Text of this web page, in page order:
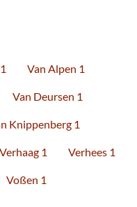
Van Alpen 1
Van Deursen 1
Knippenberg 1
Verhaag 1 Verhees 1
Voßen 1